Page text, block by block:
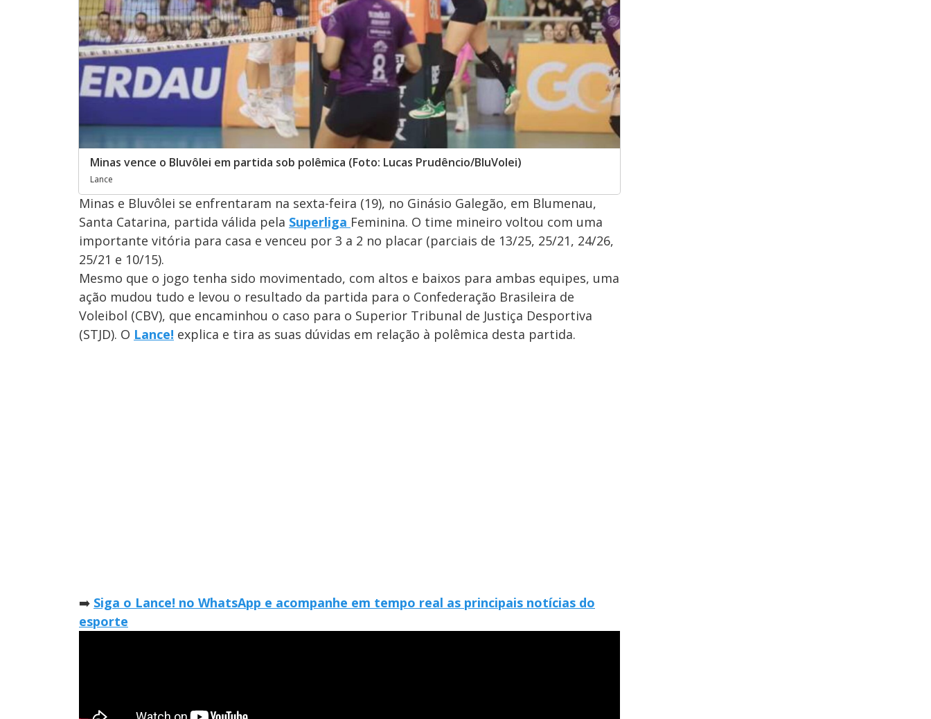
Minas vence o Bluvôlei em partida sob polêmica (Foto: Lucas Prudêncio/BluVolei)
Lance
Minas e Bluvôlei se enfrentaram na sexta-feira (19), no Ginásio Galegão, em Blumenau,
Santa Catarina, partida válida pela Superliga Feminina. O time mineiro voltou com uma
importante vitória para casa e venceu por 3 a 2 no placar (parciais de 13/25, 25/21, 24/26,
25/21 e 10/15).
Mesmo que o jogo tenha sido movimentado, com altos e baixos para ambas equipes, uma
ação mudou tudo e levou o resultado da partida para o Confederação Brasileira de
Voleibol (CBV), que encaminhou o caso para o Superior Tribunal de Justiça Desportiva
(STJD). O Lance! explica e tira as suas dúvidas em relação à polêmica desta partida.
➡️ Siga o Lance! no WhatsApp e acompanhe em tempo real as principais notícias do
esporte